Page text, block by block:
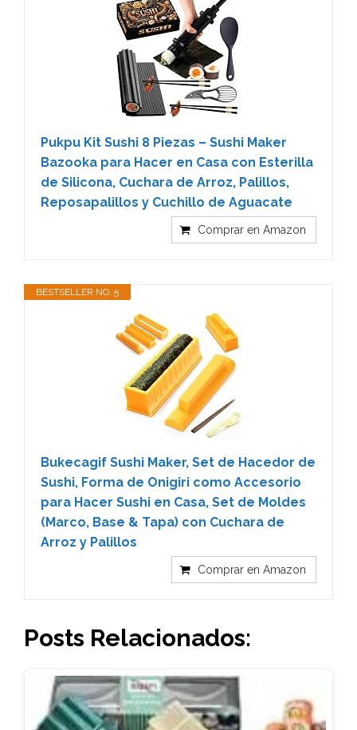
Pukpu Kit Sushi 8 Piezas – Sushi Maker
Bazooka para Hacer en Casa con Esterilla
de Silicona, Cuchara de Arroz, Palillos,
Reposapalillos y Cuchillo de Aguacate
Comprar en Amazon
BESTSELLER NO. 5
Bukecagif Sushi Maker, Set de Hacedor de
Sushi, Forma de Onigiri como Accesorio
para Hacer Sushi en Casa, Set de Moldes
(Marco, Base & Tapa) con Cuchara de
Arroz y Palillos
Comprar en Amazon
Posts Relacionados: